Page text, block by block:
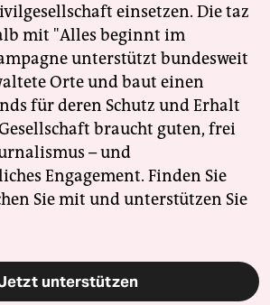
einsetzen. Die taz
mit "Alles beginnt im
unterstützt bundesweit
Orte und baut einen
für deren Schutz und Erhalt
braucht guten, frei
– und
Engagement. Finden Sie
Sie mit und unterstützen Sie
unterstützen